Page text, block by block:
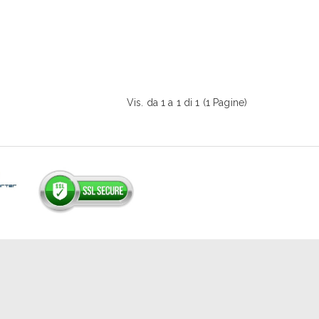
Vis. da 1 a 1 di 1 (1 Pagine)